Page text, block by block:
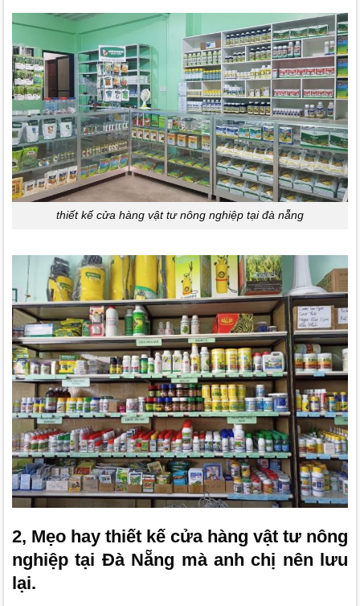
thiết kế cửa hàng vật tư nông nghiệp tại đà nẵng
2, Mẹo hay thiết kế cửa hàng vật tư nông
nghiệp tại Đà Nẵng mà anh chị nên lưu
lại.